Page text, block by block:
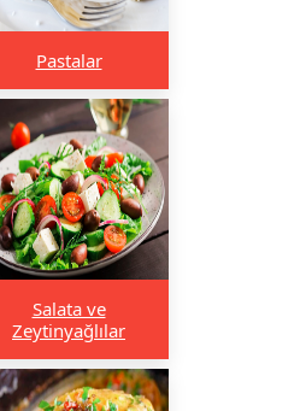
Pastalar
Salata ve
Zeytinyağlılar